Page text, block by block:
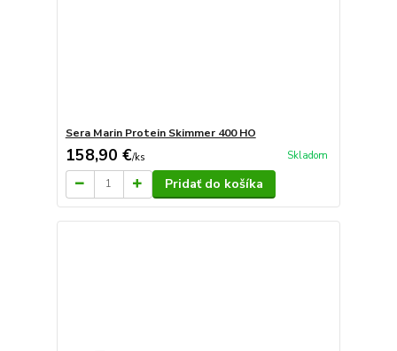
Sera Marin Protein Skimmer 400 HO
158,90 €/ks Skladom
Pridať do košíka